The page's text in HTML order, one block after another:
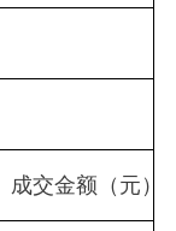
成交金额（元）